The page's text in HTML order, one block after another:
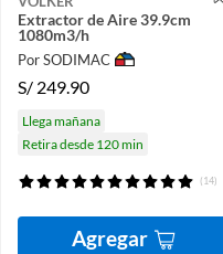
Extractor de Aire 39.9cm
1080m3/h
Por SODIMAC
S/ 249.90
Llega mañana
Retira desde 120 min
(14)
Agregar